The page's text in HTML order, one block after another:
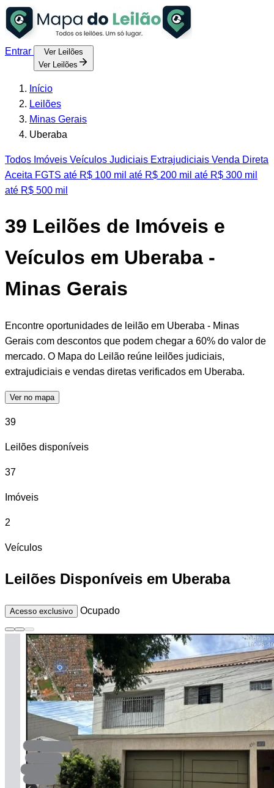
Entrar
Ver Leilões
Ver Leilões
Início
Leilões
Minas Gerais
Uberaba
Todos Imóveis Veículos Judiciais Extrajudiciais Venda Direta
Aceita FGTS até R$ 100 mil até R$ 200 mil até R$ 300 mil
até R$ 500 mil
39 Leilões de Imóveis e
Veículos em Uberaba -
Minas Gerais
Encontre oportunidades de leilão em Uberaba - Minas
Gerais com descontos que podem chegar a 60% do valor de
mercado. O Mapa do Leilão reúne leilões judiciais,
extrajudiciais e vendas diretas verificados em Uberaba.
Ver no mapa
39
Leilões disponíveis
37
Imóveis
2
Veículos
Leilões Disponíveis em Uberaba
Acesso exclusivo Ocupado